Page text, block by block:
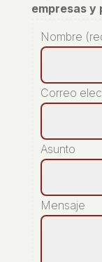
empresas y
Nombre
Correo
Asunto
Mensaje